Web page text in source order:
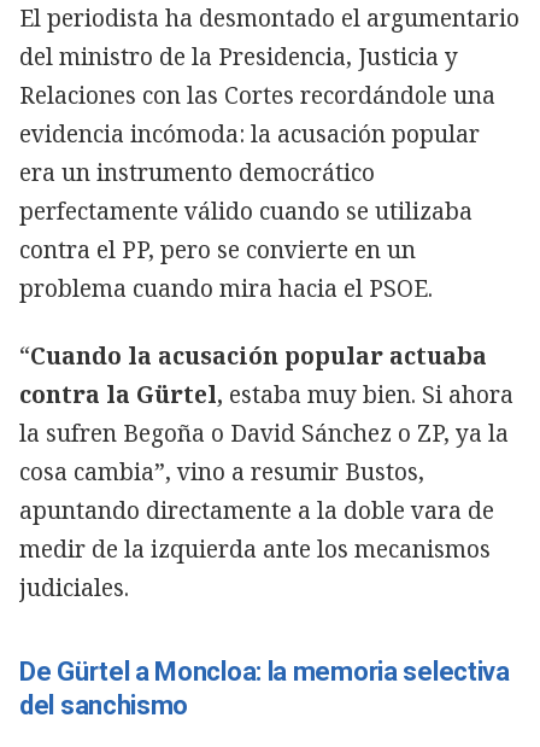
El periodista ha desmontado el argumentario
del ministro de la Presidencia, Justicia y
Relaciones con las Cortes recordándole una
evidencia incómoda: la acusación popular
era un instrumento democrático
perfectamente válido cuando se utilizaba
contra el PP, pero se convierte en un
problema cuando mira hacia el PSOE.
“Cuando la acusación popular actuaba
contra la Gürtel, estaba muy bien. Si ahora
la sufren Begoña o David Sánchez o ZP, ya la
cosa cambia”, vino a resumir Bustos,
apuntando directamente a la doble vara de
medir de la izquierda ante los mecanismos
judiciales.
De Gürtel a Moncloa: la memoria selectiva
del sanchismo